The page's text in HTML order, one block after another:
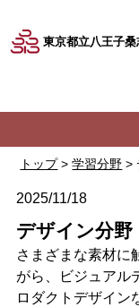
東京都立八王子
トップ>学習分野 >
2025/11/18
デザイン分野
さまざまな素材に
がら、ビジュアル
ロダクトデザイン